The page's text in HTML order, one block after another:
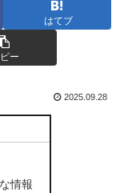
はてブ
ー
2025.09.28
情報